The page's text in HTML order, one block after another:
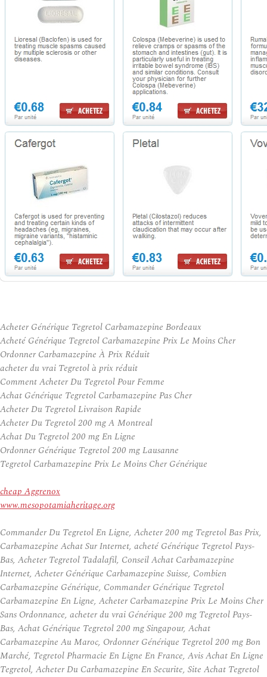
Acheter Générique Tegretol Carbamazepine Bordeaux
Acheté Générique Tegretol Carbamazepine Prix Le Moins Cher
Ordonner Carbamazepine À Prix Réduit
acheter du vrai Tegretol à prix réduit
Comment Acheter Du Tegretol Pour Femme
Achat Générique Tegretol Carbamazepine Pas Cher
Acheter Du Tegretol Livraison Rapide
Acheter Du Tegretol 200 mg A Montreal
Achat Du Tegretol 200 mg En Ligne
Ordonner Générique Tegretol 200 mg Lausanne
Tegretol Carbamazepine Prix Le Moins Cher Générique
cheap Aggrenox
www.mesopotamiaheritage.org
Commander Du Tegretol En Ligne, Acheter 200 mg Tegretol Bas Prix,
Carbamazepine Achat Sur Internet, acheté Générique Tegretol Pays-
Bas, Acheter Tegretol Tadalafil, Conseil Achat Carbamazepine
Internet, Acheter Générique Carbamazepine Suisse, Combien
Carbamazepine Générique, Commander Générique Tegretol
Carbamazepine En Ligne, Acheter Carbamazepine Prix Le Moins Cher
Sans Ordonnance, acheter du vrai Générique 200 mg Tegretol Pays-
Bas, Achat Générique Tegretol 200 mg Singapour, Achat
Carbamazepine Au Maroc, Ordonner Générique Tegretol 200 mg Bon
Marché, Tegretol Pharmacie En Ligne En France, Avis Achat En Ligne
Tegretol, Acheter Du Carbamazepine En Securite, Site Achat Tegretol